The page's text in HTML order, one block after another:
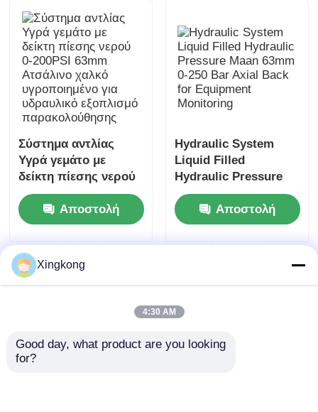
παρακολούθηση
Σύστημα αντλίας
Υγρά γεμάτο με
δείκτη πίεσης νερού
0-200PSI 63mm
Ατσάλινο χαλκό
υγροποιημένο για
υδραυλικό εξοπλισμό
παρακολούθησης
Αποστολή
ερώτησης
Hydraulic System
Liquid Filled
Hydraulic Pressure
Maan 63mm 0-250 Bar
Axial Back for
Equipment
Monitoring
Αποστολή
ερώτησης
Xingkong
4:30 AM
Good day, what product are you looking
for?